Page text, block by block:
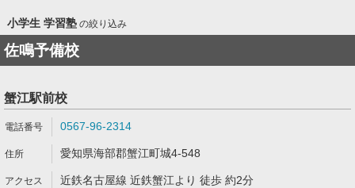
小学生 学習塾の絞り込み
佐鳴予備校
蟹江駅前校
0567-96-2314
愛知県海部郡蟹江町城4-548
近鉄名古屋線 近鉄蟹江より 徒歩 約2分